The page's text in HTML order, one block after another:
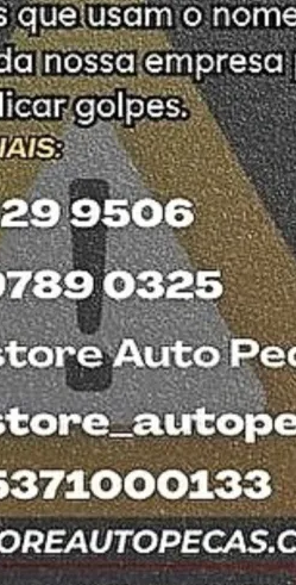
DE LACRE SEM
A DISPOSIÇÃO
de SC.
credibilidade e
com nota fiscal e
Aceitamos retirada dos
a equipe Rotasul e
de Procedência Troca